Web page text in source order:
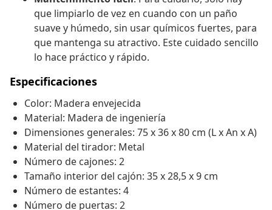
que limpiarlo de vez en cuando con un paño
suave y húmedo, sin usar químicos fuertes, para
que mantenga su atractivo. Este cuidado sencillo
lo hace práctico y rápido.
Especificaciones
Color: Madera envejecida
Material: Madera de ingeniería
Dimensiones generales: 75 x 36 x 80 cm (L x An x A)
Material del tirador: Metal
Número de cajones: 2
Tamaño interior del cajón: 35 x 28,5 x 9 cm
Número de estantes: 4
Número de puertas: 2